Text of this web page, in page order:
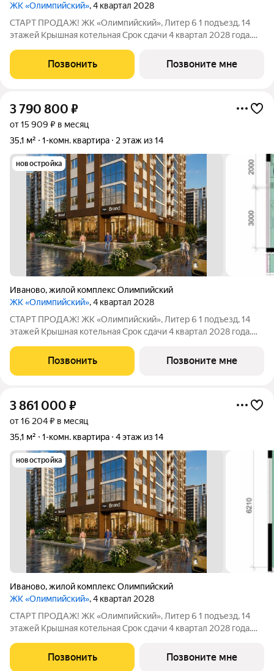
ЖК «Олимпийский», 4 квартал 2028
СТАРТ ПРОДАЖ! ЖК «Олимпийский», Литер 6 1 подъезд, 14
этажей Крышная котельная Срок сдачи 4 квартал 2028 года.
планировка? Звоните или пишите, чтобы узнать все
подробности. Больше планировок в
Позвонить Позвоните мне
3 790 800 ₽
от 15 909 ₽ в месяц
35,1 м²
1-комн. квартира 2 этаж из 14
новостройка
Иваново,жилой комплекс Олимпийский
ЖК «Олимпийский», 4 квартал 2028
СТАРТ ПРОДАЖ! ЖК «Олимпийский», Литер 6 1 подъезд, 14
этажей Крышная котельная Срок сдачи 4 квартал 2028 года.
планировка? Звоните или пишите, чтобы узнать все
подробности. Больше планировок в
Позвонить Позвоните мне
3 861 000 ₽
от 16 204 ₽ в месяц
35,1 м²
1-комн. квартира 4 этаж из 14
новостройка
Иваново,жилой комплекс Олимпийский
ЖК «Олимпийский», 4 квартал 2028
СТАРТ ПРОДАЖ! ЖК «Олимпийский», Литер 6 1 подъезд, 14
этажей Крышная котельная Срок сдачи 4 квартал 2028 года.
планировка? Звоните или пишите, чтобы узнать все
подробности. Больше планировок в
Позвонить Позвоните мне